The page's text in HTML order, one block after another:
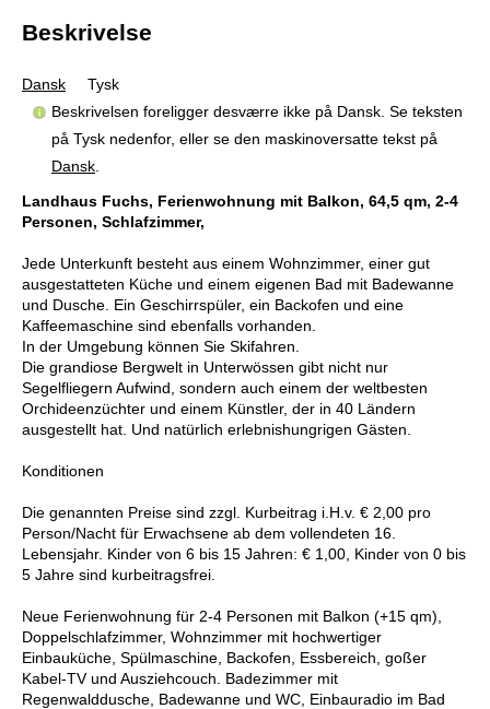
Beskrivelse
Dansk
Tysk
Beskrivelsen foreligger desværre ikke på Dansk. Se teksten
på Tysk nedenfor, eller se den maskinoversatte tekst på
Dansk
Landhaus Fuchs, Ferienwohnung mit Balkon, 64,5 qm, 2-4
Personen, Schlafzimmer,
Jede Unterkunft besteht aus einem Wohnzimmer, einer gut
ausgestatteten Küche und einem eigenen Bad mit Badewanne
und Dusche. Ein Geschirrspüler, ein Backofen und eine
Kaffeemaschine sind ebenfalls vorhanden.
In der Umgebung können Sie Skifahren.
Die grandiose Bergwelt in Unterwössen gibt nicht nur
Segelfliegern Aufwind, sondern auch einem der weltbesten
Orchideenzüchter und einem Künstler, der in 40 Ländern
ausgestellt hat. Und natürlich erlebnishungrigen Gästen.
Konditionen
Die genannten Preise sind zzgl. Kurbeitrag i.H.v. € 2,00 pro
Person/Nacht für Erwachsene ab dem vollendeten 16.
Lebensjahr. Kinder von 6 bis 15 Jahren: € 1,00, Kinder von 0 bis
5 Jahre sind kurbeitragsfrei.
Neue Ferienwohnung für 2-4 Personen mit Balkon (+15 qm),
Doppelschlafzimmer, Wohnzimmer mit hochwertiger
Einbauküche, Spülmaschine, Backofen, Essbereich, goßer
Kabel-TV und Ausziehcouch. Badezimmer mit
Regenwalddusche, Badewanne und WC, Einbauradio im Bad